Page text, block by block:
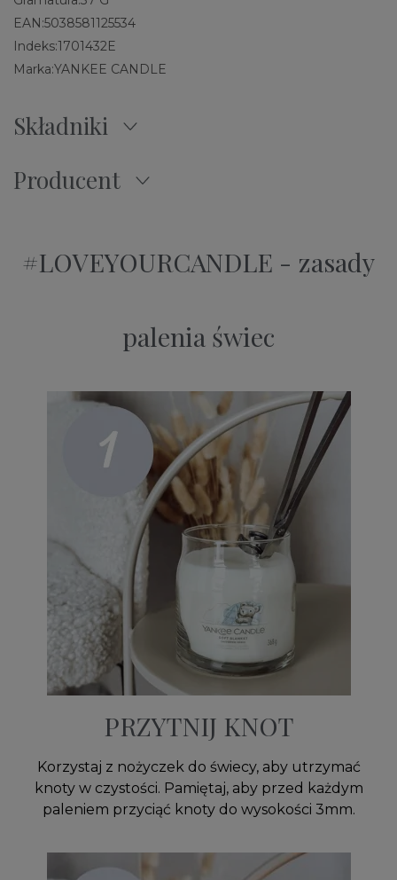
EAN:5038581125534
Indeks:1701432E
Marka:YANKEE CANDLE
Składniki
Producent
#LOVEYOURCANDLE - zasady
palenia świec
PRZYTNIJ KNOT
Korzystaj z nożyczek do świecy, aby utrzymać
knoty w czystości. Pamiętaj, aby przed każdym
paleniem przyciąć knoty do wysokości 3mm.